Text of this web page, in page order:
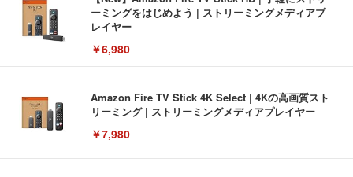
ーミングをはじめよう | ストリーミングメディアプ
レイヤー
￥6,980
Amazon Fire TV Stick 4K Select | 4Kの高画質スト
リーミング | ストリーミングメディアプレイヤー
￥7,980